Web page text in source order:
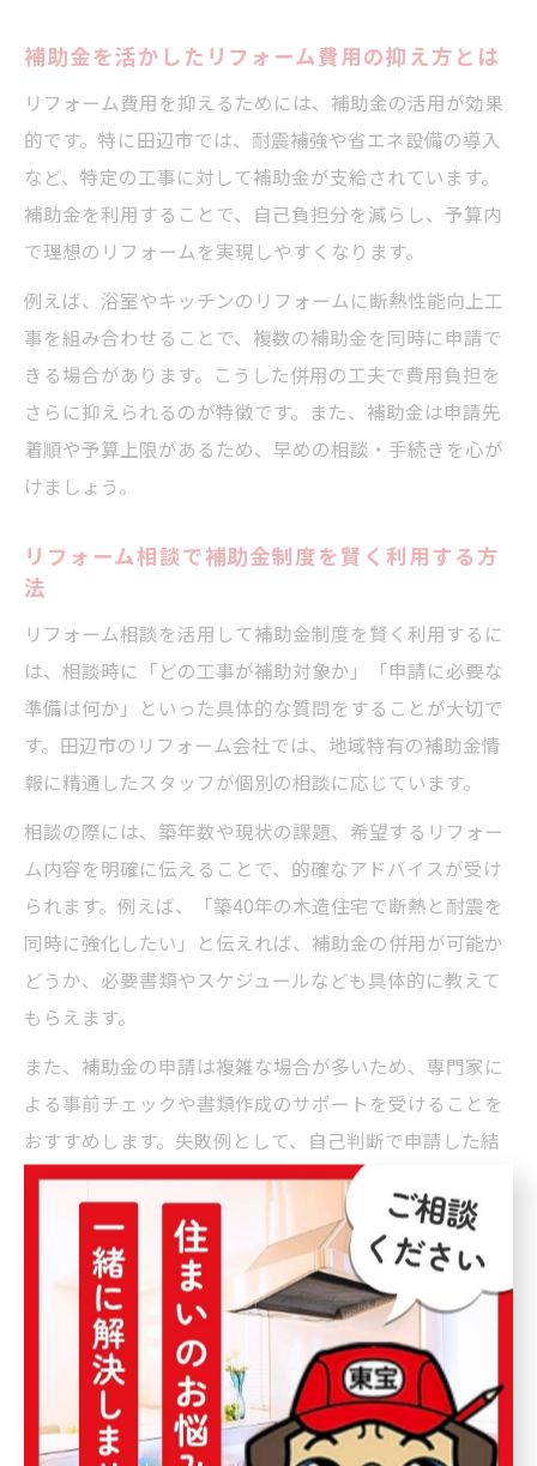
補助金を活かしたリフォーム費用の抑え方とは
リフォーム費用を抑えるためには、補助金の活用が効果
的です。特に田辺市では、耐震補強や省エネ設備の導入
など、特定の工事に対して補助金が支給されています。
補助金を利用することで、自己負担分を減らし、予算内
で理想のリフォームを実現しやすくなります。
例えば、浴室やキッチンのリフォームに断熱性能向上工
事を組み合わせることで、複数の補助金を同時に申請で
きる場合があります。こうした併用の工夫で費用負担を
さらに抑えられるのが特徴です。また、補助金は申請先
着順や予算上限があるため、早めの相談・手続きを心が
けましょう。
リフォーム相談で補助金制度を賢く利用する方
法
リフォーム相談を活用して補助金制度を賢く利用するに
は、相談時に「どの工事が補助対象か」「申請に必要な
準備は何か」といった具体的な質問をすることが大切で
す。田辺市のリフォーム会社では、地域特有の補助金情
報に精通したスタッフが個別の相談に応じています。
相談の際には、築年数や現状の課題、希望するリフォー
ム内容を明確に伝えることで、的確なアドバイスが受け
られます。例えば、「築40年の木造住宅で断熱と耐震を
同時に強化したい」と伝えれば、補助金の併用が可能か
どうか、必要書類やスケジュールなども具体的に教えて
もらえます。
また、補助金の申請は複雑な場合が多いため、専門家に
よる事前チェックや書類作成のサポートを受けることを
おすすめします。失敗例として、自己判断で申請した結
果、書類不備で補助金が下りなかったケースもあるた
め、プロの力を借りて確実に進めましょう。
田辺市のリフォーム補助金活用の注意点を解説
田辺市でリフォーム補助金を活用する際は、いくつかの
注意点があります。まず、補助金には年度ごとの予算枠
があり、申請が多い場合は早期終了となることがあるた
め、タイミングを逃さないことが重要です。また、補助